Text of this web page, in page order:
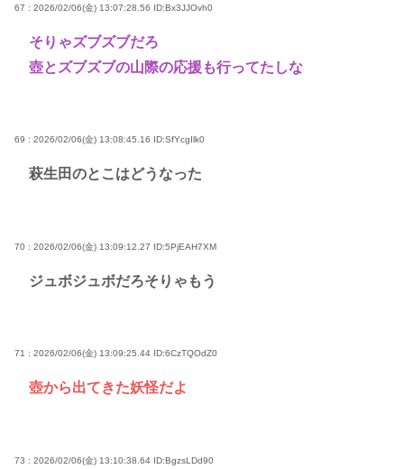
67 : 2026/02/06(金) 13:07:28.56 ID:Bx3JJOvh0
そりゃズブズブだろ
壺とズブズブの山際の応援も行ってたしな
69 : 2026/02/06(金) 13:08:45.16 ID:SfYcgIlk0
萩生田のとこはどうなった
70 : 2026/02/06(金) 13:09:12.27 ID:5PjEAH7XM
ジュボジュボだろそりゃもう
71 : 2026/02/06(金) 13:09:25.44 ID:6CzTQOdZ0
壺から出てきた妖怪だよ
73 : 2026/02/06(金) 13:10:38.64 ID:BgzsLDd90